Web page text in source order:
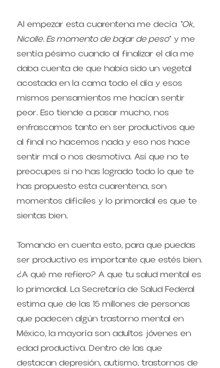
Al empezar esta cuarentena me decía “Ok,
Nicolle. Es momento de bajar de peso” y me
sentía pésimo cuando al finalizar el día me
daba cuenta de que había sido un vegetal
acostada en la cama todo el día y esos
mismos pensamientos me hacían sentir
peor. Eso tiende a pasar mucho, nos
enfrascamos tanto en ser productivos que
al final no hacemos nada y eso nos hace
sentir mal o nos desmotiva. Así que no te
preocupes si no has logrado todo lo que te
has propuesto esta cuarentena, son
momentos difíciles y lo primordial es que te
sientas bien.
Tomando en cuenta esto, para que puedas
ser productivo es importante que estés bien.
¿A qué me refiero? A que tu salud mental es
lo primordial. La Secretaría de Salud Federal
estima que de las 15 millones de personas
que padecen algún trastorno mental en
México, la mayoría son adultos jóvenes en
edad productiva. Dentro de las que
destacan depresión, autismo, trastornos de